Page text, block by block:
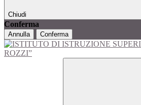
Chiudi
Conferma
Annulla Conferma